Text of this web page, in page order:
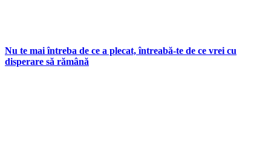
Nu te mai întreba de ce a plecat, întreabă-te de ce vrei cu
disperare să rămână